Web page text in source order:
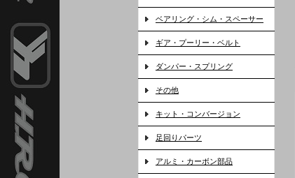
ベアリング・シム・スペーサー
ギア・プーリー・ベルト
ダンパー・スプリング
その他
キット・コンバージョン
足回りパーツ
アルミ・カーボン部品